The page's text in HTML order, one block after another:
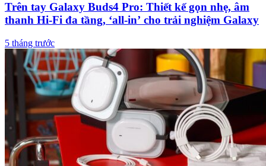
Trên tay Galaxy Buds4 Pro: Thiết kế gọn nhẹ, âm
thanh Hi-Fi đa tầng, ‘all-in’ cho trải nghiệm Galaxy
5 tháng trước